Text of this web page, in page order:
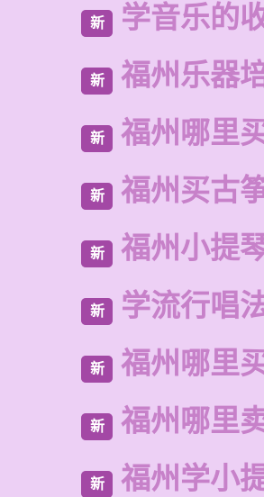
新 学音乐的
新 福州乐器
新 福州哪里
新 福州买古
新 福州小提
新 学流行唱
新 福州哪里
新 福州哪里
新 福州学小